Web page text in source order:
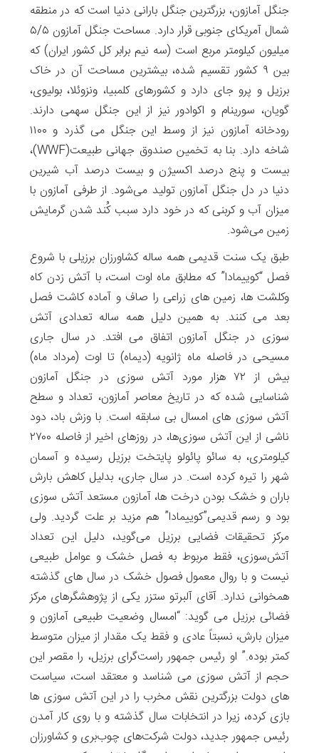
جنگل آمازون، بزرگترین جنگل بارانی دنیا است که در منطقه
شمال آمریکای جنوبی قرار دارد. مساحت جنگل‌ آمازون ۵/۵
میلیون کیلومتر مربع است (سه نیم برابر کل کشور ایران) که
بین ۹ کشور تقسیم شده‌، بیشترین مساحت آن در خاک
برزیل و پرو جای دارد و کشورهای کلمبیا، ونزوئلا، بولیوی،
گویان، سورینام و اکوادور نیز از این جنگل سهمی دارند.
رودخانه آمازون نیز از وسط این جنگل می گذرد و ۱۱۰۰
شاخه دارد. بنا به تخمین صندوق جهانی طبیعت(WWF)،
بیست و پنج درصد اکسیژن و بیست درصد آب شیرین
دنیا در دل جنگل آمازون تولید می‌شود. از طرفی آمازون با
میزان آب و کربنی که در خود دارد سبب کُند شدن گرمایش
زمین می‌شود.
طبق یک سنت قدیمی همه ساله کشاورزان برزیلی با شروع
فصل “کوییمادا” که مطابق ماه اوت است، با آتش زدن کاه
وکلشت ها، زمین های زراعی را صاف و آماده کاشت فصل
بعد می کنند. به همین دلیل همه ساله تعدادی آتش
سوزی در جنگل آمازون اتفاق می افتد. در سال جاری
مسیحی در فاصله ماه ژانویه (دیماه) تا اوت (مرداد ماه)
بیش از ۷۲ هزار مورد آتش سوزی در جنگل آمازون
شناسایی شده که در تاریخ معاصر آمازون، تعداد و سطح
آتش سوزی های امسال بی سابقه است. با وزش باد، دود
ناشی از این آتش سوزی‌ها، در روزهای اخیر از فاصله ۲۷۰۰
کیلومتری، به سائو پائولو پایتخت برزیل رسیده و آسمان
شهر را تیره کرده است. در سال جاری، بدلیل کاهش بارش
باران و خشک بودن درخت ها، آمازون مستعد آتش سوزی
بود و رسم قدیمی”کوییمادا” هم مزید بر علت گردید. ولی
مرکز تحقیقات فضایی برزیل می‌گوید، دلیل این تعداد
آتش‌سوزی‌، فقط مربوط به فصل خشک و عوامل طبیعی
نیست و با روال معمول فصول خشک در سال های گذشته
همخوانی ندارد. آقای آلبرتو ستزر یکی از پژوهشگرهای مرکز
فضائی برزیل می گوید: “امسال وضعیت طبیعی آمازون و
میزان بارش، نسبتاً عادی و فقط یک مقدار از میزان متوسط
کمتر بوده.” او رئیس جمهور راست‌گرای برزیل، را مقصر این
حجم از آتش سوزی می شناسد و معتقد است، سیاست
های دولت بزرگترین نقش مخرب را در این آتش سوزی ها
بازی کرده، زیرا در انتخابات سال گذشته و با روی کار آمدن
رئیس جمهور جدید، دولت شرکت‌های چوب‌بری و کشاورزان